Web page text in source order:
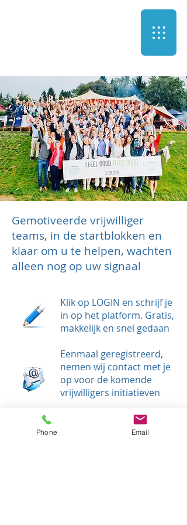
Gemotiveerde vrijwilliger
teams, in de startblokken en
klaar om u te helpen, wachten
alleen nog op uw signaal
Klik op LOGIN en schrijf je
in op het platform. Gratis,
makkelijk en snel gedaan
Eenmaal geregistreerd,
nemen wij contact met je
op voor de komende
vrijwilligers initiatieven
Je kunt ook mailen voor
specifieke behoeften en
Phone Email